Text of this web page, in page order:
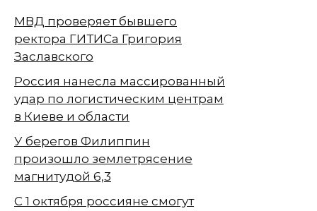
МВД проверяет бывшего
ректора ГИТИСа Григория
Заславского
Россия нанесла массированный
удар по логистическим центрам
в Киеве и области
У берегов Филиппин
произошло землетрясение
магнитудой 6,3
С 1 октября россияне смогут